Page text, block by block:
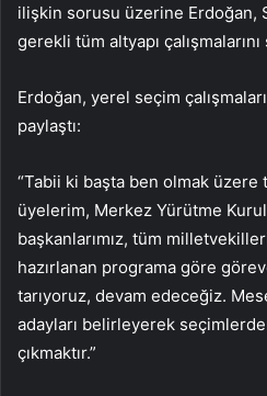
ilişkin sorusu üzerine Erdoğan,
gerekli tüm altyapı
Erdoğan, yerel seçim
paylaştı:
“Tabii ki başta ben olmak
üyelerim, Merkez Yürütme
başkanlarımız, tüm
hazırlanan programa göre
tarıyoruz, devam edeceğiz.
adayları belirleyerek
çıkmaktır.”